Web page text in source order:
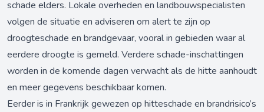
schade elders. Lokale overheden en landbouwspecialisten
volgen de situatie en adviseren om alert te zijn op
droogteschade en brandgevaar, vooral in gebieden waar al
eerdere droogte is gemeld. Verdere schade-inschattingen
worden in de komende dagen verwacht als de hitte aanhoudt
en meer gegevens beschikbaar komen.
Eerder is in Frankrijk gewezen op hitteschade en brandrisico’s